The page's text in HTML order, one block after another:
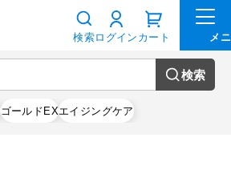
検索
ゴールドEXエイジングケア
検索ログイン カート